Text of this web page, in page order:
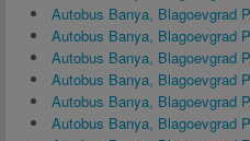
Autobus Banya, Blagoevgrad
Autobus Banya, Blagoevgrad
Autobus Banya, Blagoevgrad
Autobus Banya, Blagoevgrad
Autobus Banya, Blagoevgrad
Autobus Banya, Blagoevgrad